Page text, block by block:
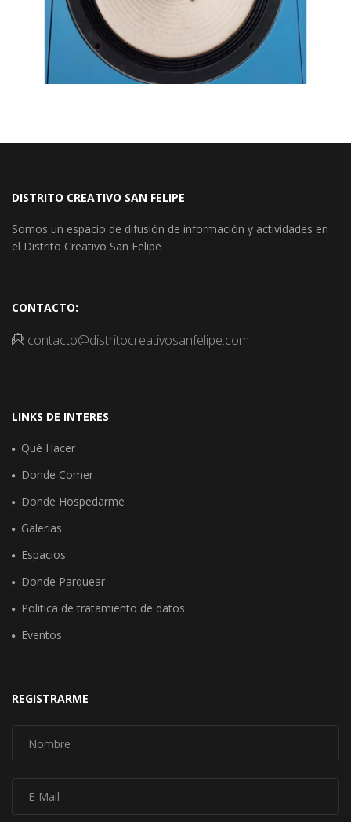
DISTRITO CREATIVO SAN FELIPE
Somos un espacio de difusión de información y actividades en
el Distrito Creativo San Felipe
CONTACTO:
contacto@distritocreativosanfelipe.com
LINKS DE INTERES
Qué Hacer
Donde Comer
Donde Hospedarme
Galerias
Espacios
Donde Parquear
Politica de tratamiento de datos
Eventos
REGISTRARME